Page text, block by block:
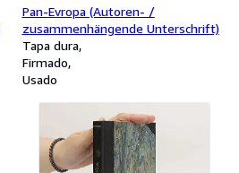
Pan-Evropa (Autoren- /
zusammenhängende Unterschrift)
Tapa dura
Firmado
Usado